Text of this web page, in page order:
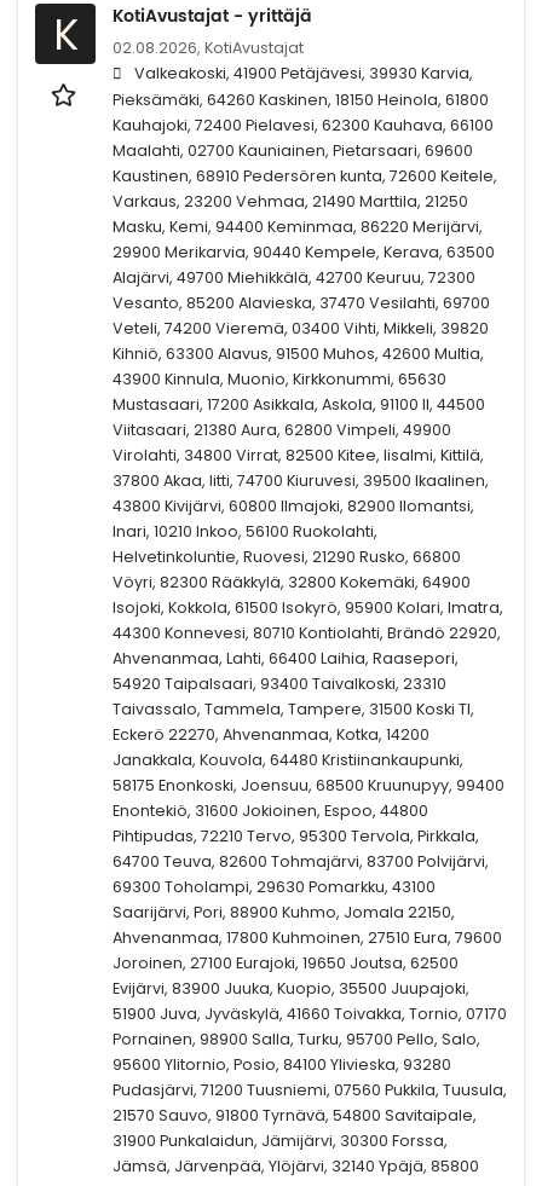
K KotiAvustajat - yrittäjä
02.08.2026, KotiAvustajat
Valkeakoski, 41900 Petäjävesi, 39930 Karvia,
Pieksämäki, 64260 Kaskinen, 18150 Heinola, 61800
Kauhajoki, 72400 Pielavesi, 62300 Kauhava, 66100
Maalahti, 02700 Kauniainen, Pietarsaari, 69600
Kaustinen, 68910 Pedersören kunta, 72600 Keitele,
Varkaus, 23200 Vehmaa, 21490 Marttila, 21250
Masku, Kemi, 94400 Keminmaa, 86220 Merijärvi,
29900 Merikarvia, 90440 Kempele, Kerava, 63500
Alajärvi, 49700 Miehikkälä, 42700 Keuruu, 72300
Vesanto, 85200 Alavieska, 37470 Vesilahti, 69700
Veteli, 74200 Vieremä, 03400 Vihti, Mikkeli, 39820
Kihniö, 63300 Alavus, 91500 Muhos, 42600 Multia,
43900 Kinnula, Muonio, Kirkkonummi, 65630
Mustasaari, 17200 Asikkala, Askola, 91100 II, 44500
Viitasaari, 21380 Aura, 62800 Vimpeli, 49900
Virolahti, 34800 Virrat, 82500 Kitee, Iisalmi, Kittilä,
37800 Akaa, Iitti, 74700 Kiuruvesi, 39500 Ikaalinen,
43800 Kivijärvi, 60800 Ilmajoki, 82900 Ilomantsi,
Inari, 10210 Inkoo, 56100 Ruokolahti,
Helvetinkoluntie, Ruovesi, 21290 Rusko, 66800
Vöyri, 82300 Rääkkylä, 32800 Kokemäki, 64900
Isojoki, Kokkola, 61500 Isokyrö, 95900 Kolari, Imatra,
44300 Konnevesi, 80710 Kontiolahti, Brändö 22920,
Ahvenanmaa, Lahti, 66400 Laihia, Raasepori,
54920 Taipalsaari, 93400 Taivalkoski, 23310
Taivassalo, Tammela, Tampere, 31500 Koski Tl,
Eckerö 22270, Ahvenanmaa, Kotka, 14200
Janakkala, Kouvola, 64480 Kristiinankaupunki,
58175 Enonkoski, Joensuu, 68500 Kruunupyy, 99400
Enontekiö, 31600 Jokioinen, Espoo, 44800
Pihtipudas, 72210 Tervo, 95300 Tervola, Pirkkala,
64700 Teuva, 82600 Tohmajärvi, 83700 Polvijärvi,
69300 Toholampi, 29630 Pomarkku, 43100
Saarijärvi, Pori, 88900 Kuhmo, Jomala 22150,
Ahvenanmaa, 17800 Kuhmoinen, 27510 Eura, 79600
Joroinen, 27100 Eurajoki, 19650 Joutsa, 62500
Evijärvi, 83900 Juuka, Kuopio, 35500 Juupajoki,
51900 Juva, Jyväskylä, 41660 Toivakka, Tornio, 07170
Pornainen, 98900 Salla, Turku, 95700 Pello, Salo,
95600 Ylitornio, Posio, 84100 Ylivieska, 93280
Pudasjärvi, 71200 Tuusniemi, 07560 Pukkila, Tuusula,
21570 Sauvo, 91800 Tyrnävä, 54800 Savitaipale,
31900 Punkalaidun, Jämijärvi, 30300 Forssa,
Jämsä, Järvenpää, Ylöjärvi, 32140 Ypäjä, 85800